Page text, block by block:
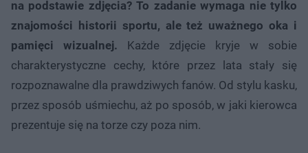
na podstawie zdjęcia? To zadanie wymaga nie tylko
znajomości historii sportu, ale też uważnego oka i
pamięci wizualnej. Każde zdjęcie kryje w sobie
charakterystyczne cechy, które przez lata stały się
rozpoznawalne dla prawdziwych fanów. Od stylu kasku,
przez sposób uśmiechu, aż po sposób, w jaki kierowca
prezentuje się na torze czy poza nim.